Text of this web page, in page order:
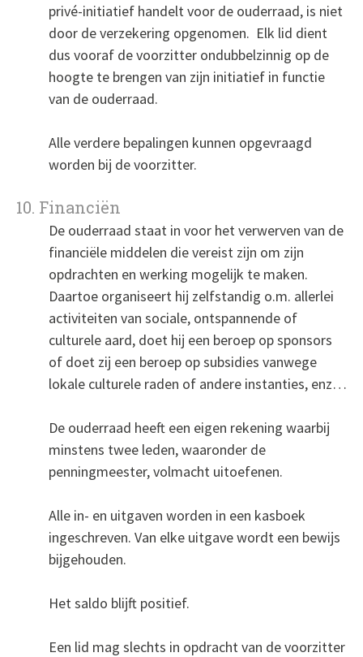
privé-initiatief handelt voor de ouderraad, is niet
door de verzekering opgenomen. Elk lid dient
dus vooraf de voorzitter ondubbelzinnig op de
hoogte te brengen van zijn initiatief in functie
van de ouderraad.
Alle verdere bepalingen kunnen opgevraagd
worden bij de voorzitter.
10. Financiën
De ouderraad staat in voor het verwerven van de
financiële middelen die vereist zijn om zijn
opdrachten en werking mogelijk te maken.
Daartoe organiseert hij zelfstandig o.m. allerlei
activiteiten van sociale, ontspannende of
culturele aard, doet hij een beroep op sponsors
of doet zij een beroep op subsidies vanwege
lokale culturele raden of andere instanties, enz…
De ouderraad heeft een eigen rekening waarbij
minstens twee leden, waaronder de
penningmeester, volmacht uitoefenen.
Alle in- en uitgaven worden in een kasboek
ingeschreven. Van elke uitgave wordt een bewijs
bijgehouden.
Het saldo blijft positief.
Een lid mag slechts in opdracht van de voorzitter